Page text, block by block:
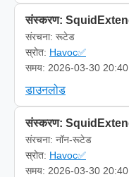
संस्करण:
संरचना: रूटेड
स्रोत: Havoc✅
समय: 2026-03-30
डाउनलोड
संस्करण:
संरचना: नॉन-रूटेड
स्रोत: Havoc✅
समय: 2026-03-30